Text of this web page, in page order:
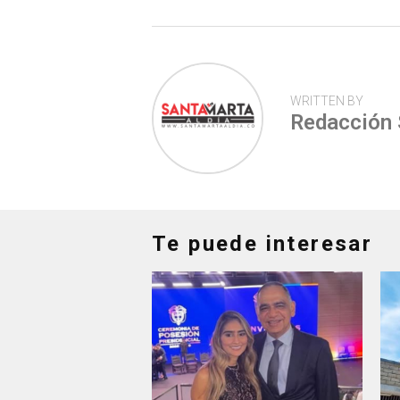
WRITTEN BY
Redacción
Te puede interesar